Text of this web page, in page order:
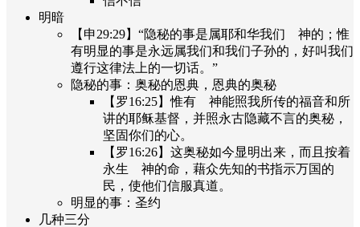
明暗
【申29:29】“隐秘的事是属耶和华我们 神的；惟
有明显的事是永远属我们和我们子孙的，好叫我们
遵行这律法上的一切话。”
隐秘的事：奥秘的恩典，恩典的奥秘
【罗16:25】惟有 神能照我所传的福音和所
讲的耶稣基督，并照永古隐藏不言的奥秘，
坚固你们的心。
【罗16:26】这奥秘如今显明出来，而且按着
永生 神的命，藉众先知的书指示万国的
民，使他们信服真道。
明显的事：圣约
几种三分